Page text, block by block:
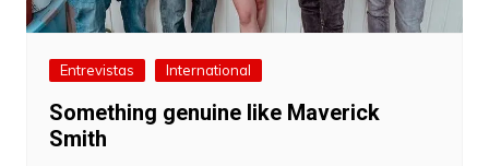
Entrevistas International
Something genuine like Maverick
Smith